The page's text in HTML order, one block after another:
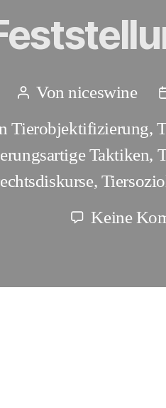
Beitragsautor
Vonniceswine
Tierobjektifizierung,
Taktiken,
,
Keine